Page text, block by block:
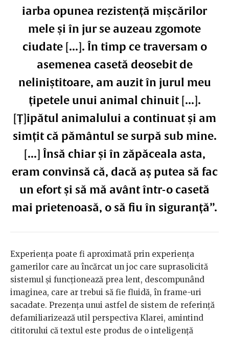
iarba opunea rezistență mișcărilor
mele și în jur se auzeau zgomote
ciudate [...]. În timp ce traversam o
asemenea casetă deosebit de
neliniștitoare, am auzit în jurul meu
țipetele unui animal chinuit [...].
[Ț]ipătul animalului a continuat și am
simțit că pământul se surpă sub mine.
[...] Însă chiar și în zăpăceala asta,
eram convinsă că, dacă aș putea să fac
un efort și să mă avânt într-o casetă
mai prietenoasă, o să fiu în siguranță”.
Experiența poate fi aproximată prin experiența
gamerilor care au încărcat un joc care suprasolicită
sistemul și funcționează prea lent, descompunând
imaginea, care ar trebui să fie fluidă, în frame-uri
sacadate. Prezența unui astfel de sistem de referință
defamiliarizează util perspectiva Klarei, amintind
cititorului că textul este produs de o inteligență